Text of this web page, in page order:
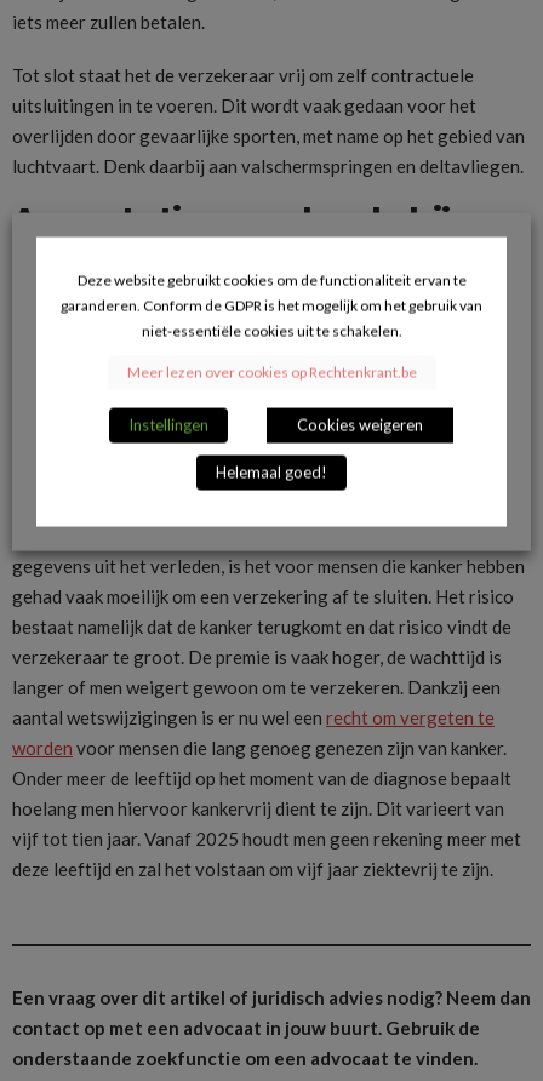
iets meer zullen betalen.
Tot slot staat het de verzekeraar vrij om zelf contractuele
uitsluitingen in te voeren. Dit wordt vaak gedaan voor het
overlijden door gevaarlijke sporten, met name op het gebied van
luchtvaart. Denk daarbij aan valschermspringen en deltavliegen.
Acceptatie verzekerde bij
De gezondheidsverklaring en de medische keuring worden niet
alleen gebruikt om het bedrag van de premie te bepalen. De
verzekeraar is namelijk niet verplicht om iedere kandidaat-
een kandidaat weigeren. De meest gebruikte criteria bij het
acceptatiebeleid zijn de gezondheidstoestand, het beroep, de
sportactiviteiten en de hobbyactiviteiten.
gegevens uit het verleden, is het voor mensen die kanker hebben
gehad vaak moeilijk om een verzekering af te sluiten. Het risico
bestaat namelijk dat de kanker terugkomt en dat risico vindt de
verzekeraar te groot. De premie is vaak hoger, de wachttijd is
langer of men weigert gewoon om te verzekeren. Dankzij een
aantal wetswijzigingen is er nu wel een recht om vergeten te
worden voor mensen die lang genoeg genezen zijn van kanker.
Onder meer de leeftijd op het moment van de diagnose bepaalt
hoelang men hiervoor kankervrij dient te zijn. Dit varieert van
vijf tot tien jaar. Vanaf 2025 houdt men geen rekening meer met
deze leeftijd en zal het volstaan om vijf jaar ziektevrij te zijn.
Een vraag over dit artikel of juridisch advies nodig? Neem dan
contact op met een advocaat in jouw buurt. Gebruik de
onderstaande zoekfunctie om een advocaat te vinden.
Deze website gebruikt cookies om de functionaliteit ervan te
garanderen. Conform de GDPR is het mogelijk om het gebruik van
niet-essentiële cookies uit te schakelen.
Meer lezen over cookies op Rechtenkrant.be
Instellingen Cookies weigeren
Helemaal goed!